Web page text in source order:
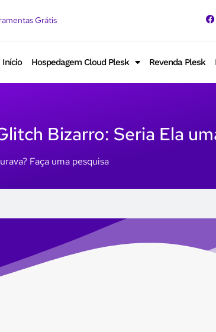
Grátis
Início Hospedagem Cloud Plesk Revenda Plesk
Bizarro: Seria Ela
Faça uma pesquisa